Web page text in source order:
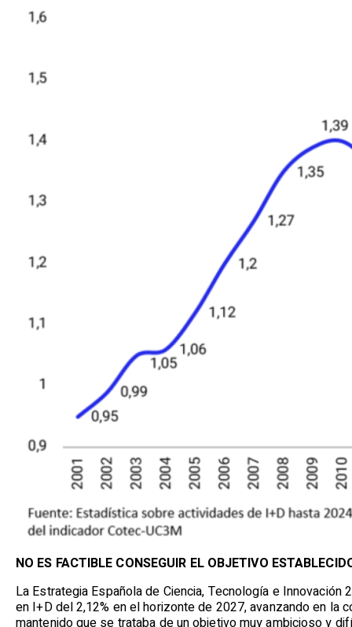
NO ES FACTIBLE CONSEGUIR EL OBJETIVO
La Estrategia Española de Ciencia, Tecnología e
en I+D del 2,12% en el horizonte de 2027, avanzando en la